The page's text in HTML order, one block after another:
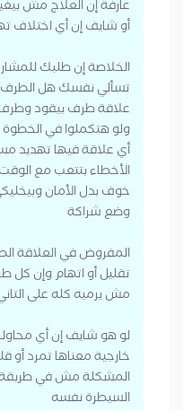
عارفة إن العلاج مش
أو شايف إن أي اختلاف
الخلاصة إن طلبك
تسألي نفسك هل الطرف
علاقة طرف بيقود
ولو هتكملوا في الخطوة
أي علاقة فيها تهديد
الأخطاء بتتعب مع
خوف بدل الأمان
وضع شراكة
المفروض في العلاقة
تقليل أو اتهام وإن كل
مش يرميه كله على
لو هو شايف إن أي
خارجية معناها تمرد
المشكلة مش في
السيطرة نفسه